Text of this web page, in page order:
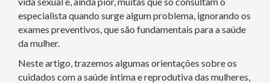
especialista quando surge algum problema, ignorando os
exames preventivos, que são fundamentais para a saúde
da mulher.
Neste artigo, trazemos algumas orientações sobre os
cuidados com a saúde íntima e reprodutiva das mulheres,